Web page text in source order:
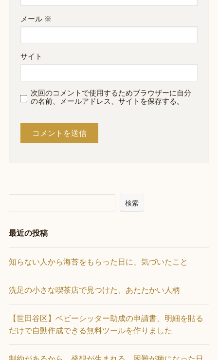
メール ※
サイト
次回のコメントで使用するためブラウザーに自分
の名前、メールアドレス、サイトを保存する。
検索
最近の投稿
知らない人から海苔をもらった日に、気づいたこと
洗足の小さな喫茶店で見つけた、あたたかい人柄
【世田谷区】ベビーシッター助成の申請書、明細を貼る
だけで自動作成できる無料ツールを作りました